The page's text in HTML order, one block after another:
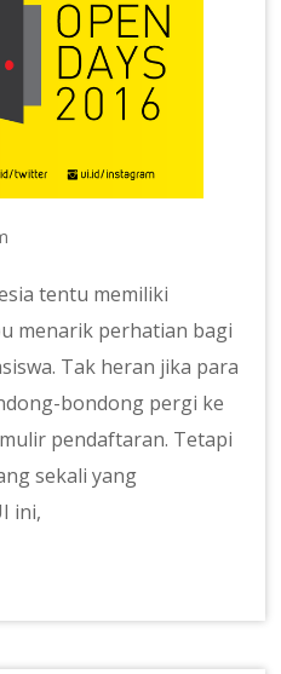
tentu memiliki
menarik perhatian bagi
Tak heran jika para
bondong pergi ke
pendaftaran. Tetapi
sekali yang
ini,